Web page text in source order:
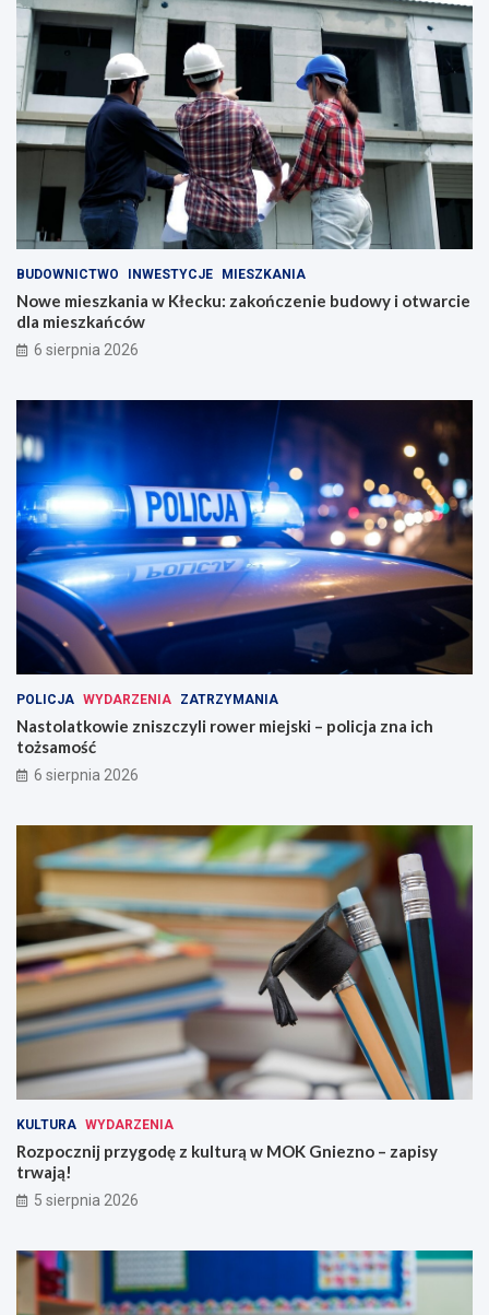
BUDOWNICTWO INWESTYCJE MIESZKANIA
Nowe mieszkania w Kłecku: zakończenie budowy i otwarcie
dla mieszkańców
6 sierpnia 2026
POLICJA WYDARZENIA ZATRZYMANIA
Nastolatkowie zniszczyli rower miejski – policja zna ich
tożsamość
6 sierpnia 2026
KULTURA WYDARZENIA
Rozpocznij przygodę z kulturą w MOK Gniezno – zapisy
trwają!
5 sierpnia 2026